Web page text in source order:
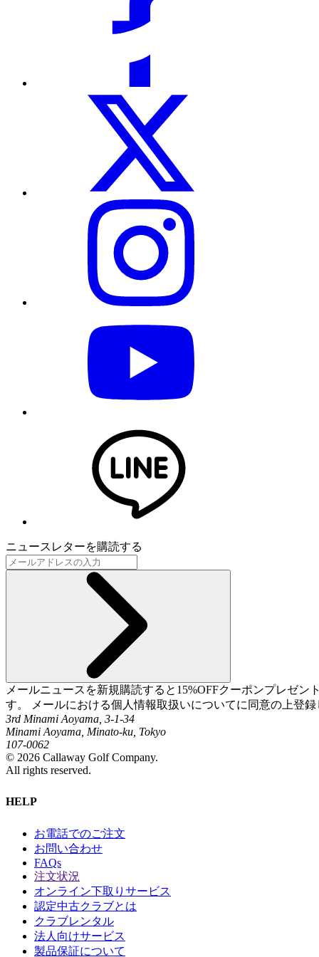
ニュースレターを購読する
メールニュースを新規購読すると15%OFFクーポンプレゼ
す。 メールにおける個人情報取扱いについてに同意の上登
3rd Minami Aoyama, 3-1-34
Minami Aoyama, Minato-ku, Tokyo
107-0062
© 2026 Callaway Golf Company.
All rights reserved.
HELP
お電話でのご注文
お問い合わせ
FAQs
注文状況
オンライン下取りサービス
認定中古クラブとは
クラブレンタル
法人向けサービス
製品保証について